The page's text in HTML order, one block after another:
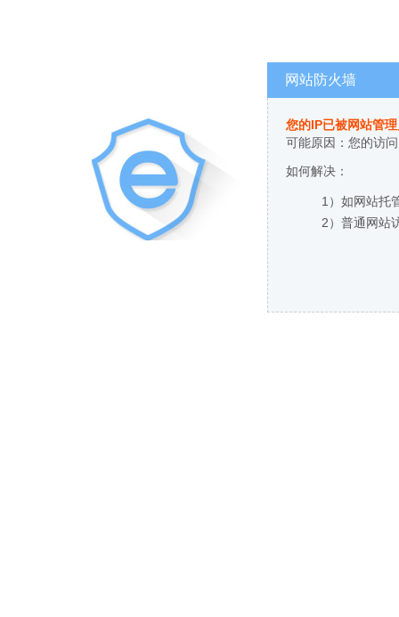
网站防火墙
您的IP已被网站管
可能原因：您的访
如何解决：
1）如网站托
2）普通网站